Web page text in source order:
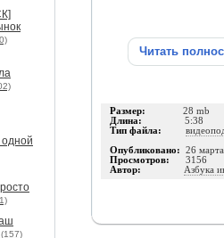
(157)
Читать
Размер: 28 mb
Длина: 5:38
Тип файла:
Опубликовано: 26
Просмотров: 3156
Автор: Азбука